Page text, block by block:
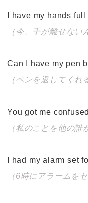
I have my hands
（今、手が離せない
Can I have my pen
（ペンを返してくれ
You got me
（私のことを他の誰
I had my alarm set
（6時にアラームを